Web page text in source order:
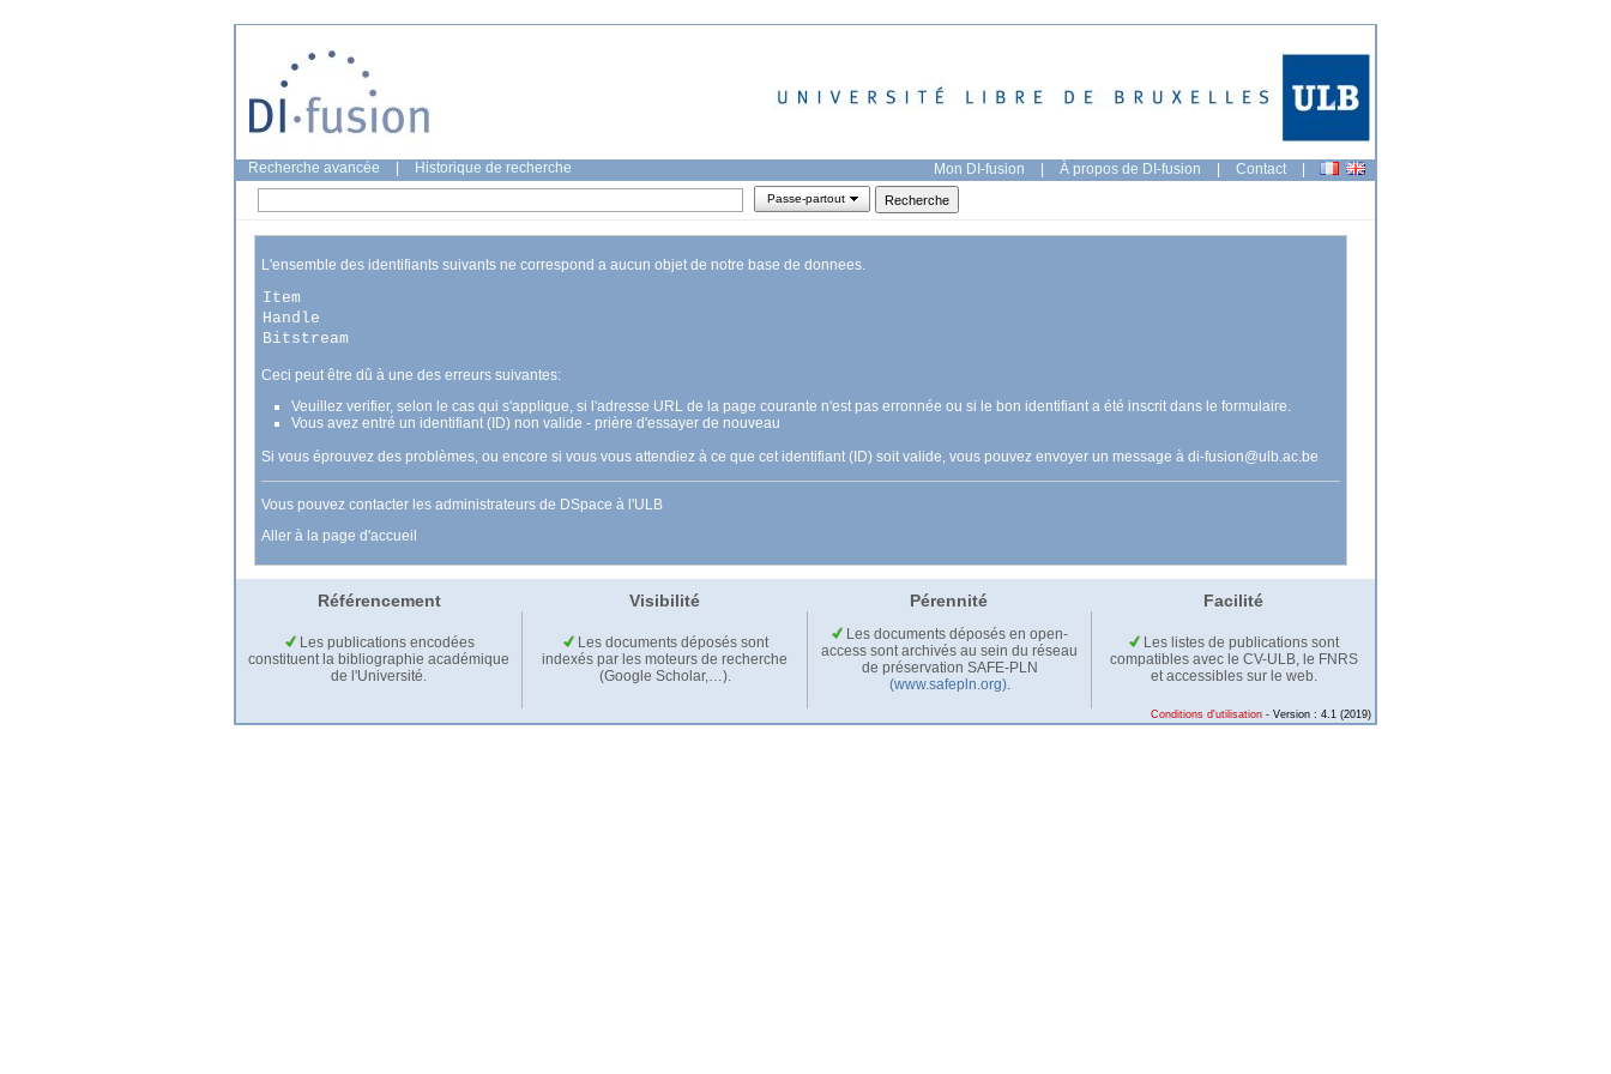
Recherche avancée Historique de recherche Mon DI-fusion | À propos de DI-fusion | Contact |
Passe-partout
L'ensemble des identifiants suivants ne correspond a aucun objet de notre base de donnees.
Item
Handle
Bitstream
Ceci peut être dû à une des erreurs suivantes:
Veuillez verifier, selon le cas qui s'applique, si l'adresse URL de la page courante n'est pas erronnée ou si le bon identifiant a été inscrit dans le formulaire.
Vous avez entré un identifiant (ID) non valide - prière d'essayer de nouveau
Si vous éprouvez des problèmes, ou encore si vous vous attendiez à ce que cet identifiant (ID) soit valide, vous pouvez envoyer un message à di-fusion@ulb.ac.be
Vous pouvez contacter les administrateurs de DSpace à l'ULB
Aller à la page d'accueil
Référencement Visibilité Pérennité Facilité
Les publications encodées
constituent la bibliographie académique
de l'Université.
Les documents déposés sont
indexés par les moteurs de recherche
(Google Scholar,…).
Les documents déposés en open-
access sont archivés au sein du réseau
de préservation SAFE-PLN
(www.safepln.org).
Les listes de publications sont
compatibles avec le CV-ULB, le FNRS
et accessibles sur le web.
Conditions d'utilisation - Version : 4.1 (2019)